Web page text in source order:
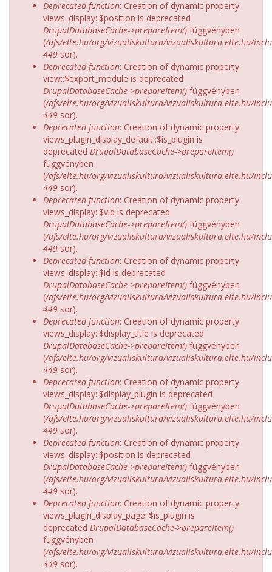
Deprecated function: Creation of dynamic property
views_display::$position is deprecated
DrupalDatabaseCache->prepareItem() függvényben
(/afs/elte.hu/org/vizualiskultura/vizualiskultura.elte.hu/
449 sor).
Deprecated function: Creation of dynamic property
view::$export_module is deprecated
DrupalDatabaseCache->prepareItem() függvényben
(/afs/elte.hu/org/vizualiskultura/vizualiskultura.elte.hu/
449 sor).
Deprecated function: Creation of dynamic property
views_plugin_display_default::$is_plugin is
deprecated DrupalDatabaseCache->prepareItem()
függvényben
(/afs/elte.hu/org/vizualiskultura/vizualiskultura.elte.hu/
449 sor).
Deprecated function: Creation of dynamic property
views_display::$vid is deprecated
DrupalDatabaseCache->prepareItem() függvényben
(/afs/elte.hu/org/vizualiskultura/vizualiskultura.elte.hu/
449 sor).
Deprecated function: Creation of dynamic property
views_display::$id is deprecated
DrupalDatabaseCache->prepareItem() függvényben
(/afs/elte.hu/org/vizualiskultura/vizualiskultura.elte.hu/
449 sor).
Deprecated function: Creation of dynamic property
views_display::$display_title is deprecated
DrupalDatabaseCache->prepareItem() függvényben
(/afs/elte.hu/org/vizualiskultura/vizualiskultura.elte.hu/
449 sor).
Deprecated function: Creation of dynamic property
views_display::$display_plugin is deprecated
DrupalDatabaseCache->prepareItem() függvényben
(/afs/elte.hu/org/vizualiskultura/vizualiskultura.elte.hu/
449 sor).
Deprecated function: Creation of dynamic property
views_display::$position is deprecated
DrupalDatabaseCache->prepareItem() függvényben
(/afs/elte.hu/org/vizualiskultura/vizualiskultura.elte.hu/
449 sor).
Deprecated function: Creation of dynamic property
views_plugin_display_page::$is_plugin is
deprecated DrupalDatabaseCache->prepareItem()
függvényben
(/afs/elte.hu/org/vizualiskultura/vizualiskultura.elte.hu/
449 sor).